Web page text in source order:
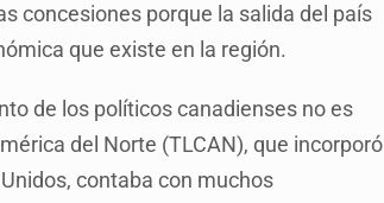
concesiones porque la salida del país
que existe en la región.
de los políticos canadienses no es
del Norte (TLCAN), que incorporó
contaba con muchos